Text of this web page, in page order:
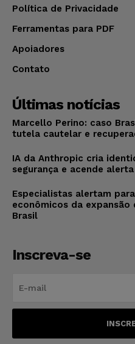
Política de Privacidade
Ferramentas para PDF
Apoiadores
Contato
Últimas notícias
Marcello Perino: caso
tutela cautelar e
IA da Anthropic cria
segurança e acende
Especialistas alertam
econômicos da
Brasil
Inscreva-se